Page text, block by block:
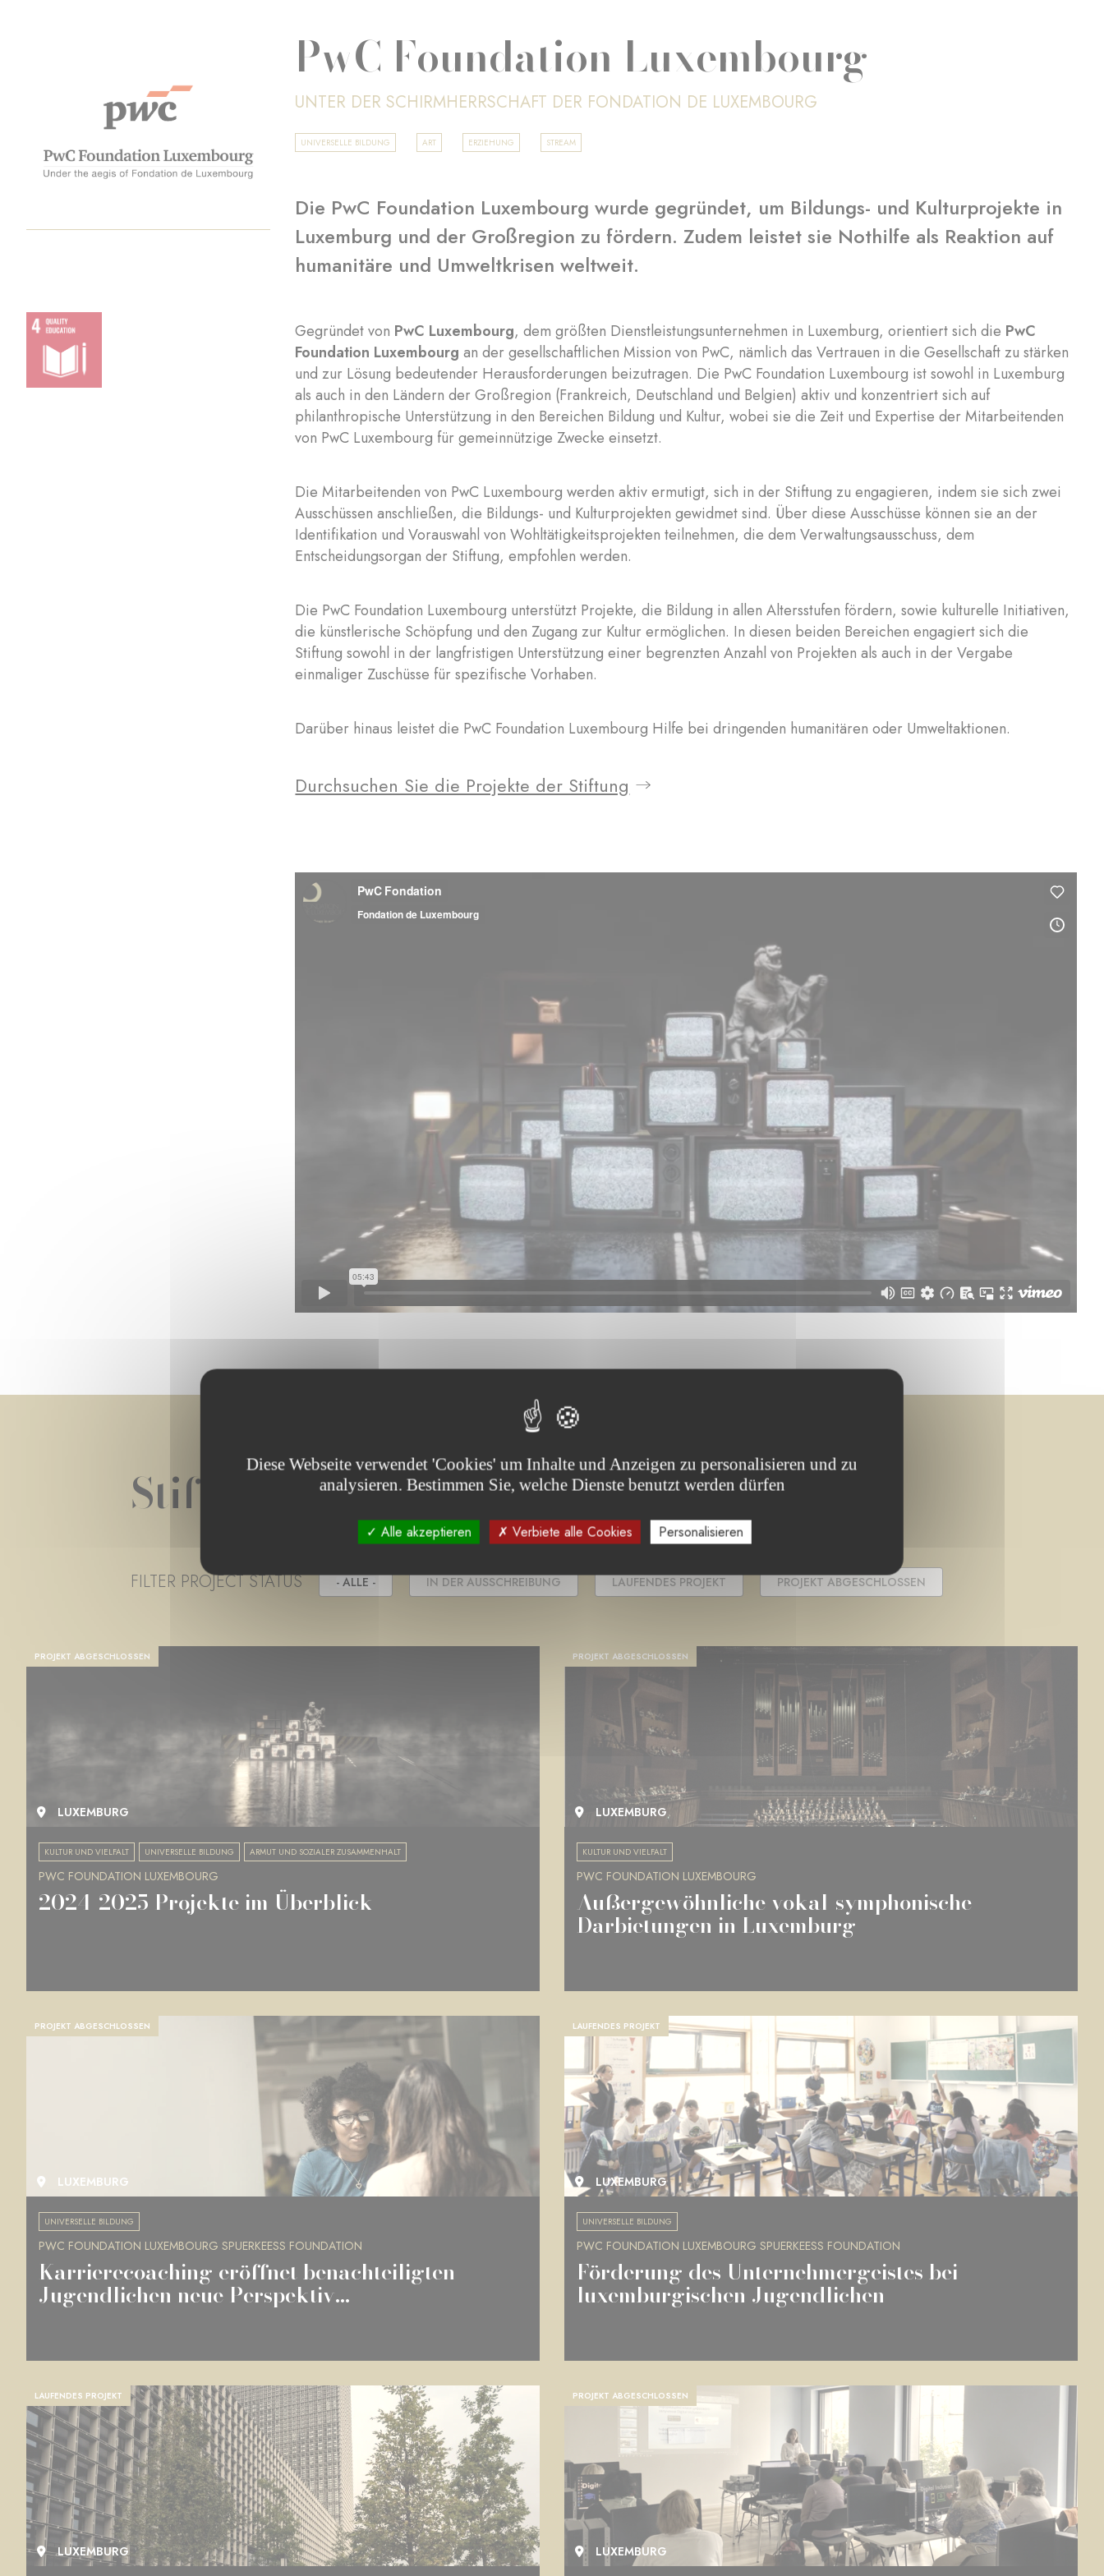
PwC Foundation Luxembourg
UNTER DER SCHIRMHERRSCHAFT DER FONDATION DE LUXEMBOURG
UNIVERSELLE BILDUNG ART ERZIEHUNG STREAM
Die PwC Foundation Luxembourg wurde gegründet, um Bildungs- und Kulturprojekte in
Luxemburg und der Großregion zu fördern. Zudem leistet sie Nothilfe als Reaktion auf
humanitäre und Umweltkrisen weltweit.
Gegründet von PwC Luxembourg, dem größten Dienstleistungsunternehmen in Luxemburg, orientiert sich die PwC
Foundation Luxembourg an der gesellschaftlichen Mission von PwC, nämlich das Vertrauen in die Gesellschaft zu stärken
und zur Lösung bedeutender Herausforderungen beizutragen. Die PwC Foundation Luxembourg ist sowohl in Luxemburg
als auch in den Ländern der Großregion (Frankreich, Deutschland und Belgien) aktiv und konzentriert sich auf
philanthropische Unterstützung in den Bereichen Bildung und Kultur, wobei sie die Zeit und Expertise der Mitarbeitenden
von PwC Luxembourg für gemeinnützige Zwecke einsetzt.
Die Mitarbeitenden von PwC Luxembourg werden aktiv ermutigt, sich in der Stiftung zu engagieren, indem sie sich zwei
Ausschüssen anschließen, die Bildungs- und Kulturprojekten gewidmet sind. Über diese Ausschüsse können sie an der
Identifikation und Vorauswahl von Wohltätigkeitsprojekten teilnehmen, die dem Verwaltungsausschuss, dem
Entscheidungsorgan der Stiftung, empfohlen werden.
Die PwC Foundation Luxembourg unterstützt Projekte, die Bildung in allen Altersstufen fördern, sowie kulturelle Initiativen,
die künstlerische Schöpfung und den Zugang zur Kultur ermöglichen. In diesen beiden Bereichen engagiert sich die
Stiftung sowohl in der langfristigen Unterstützung einer begrenzten Anzahl von Projekten als auch in der Vergabe
einmaliger Zuschüsse für spezifische Vorhaben.
Darüber hinaus leistet die PwC Foundation Luxembourg Hilfe bei dringenden humanitären oder Umweltaktionen.
Durchsuchen Sie die Projekte der Stiftung
Stiftungsprojekt(e)
FILTER PROJECT STATUS - ALLE - IN DER AUSSCHREIBUNG LAUFENDES PROJEKT PROJEKT ABGESCHLOSSEN
PROJEKT ABGESCHLOSSEN
LUXEMBURG
KULTUR UND VIELFALT UNIVERSELLE BILDUNG ARMUT UND SOZIALER ZUSAMMENHALT
PWC FOUNDATION LUXEMBOURG
2024-2025 Projekte im Überblick
PROJEKT ABGESCHLOSSEN
LUXEMBURG
KULTUR UND VIELFALT
PWC FOUNDATION LUXEMBOURG
Außergewöhnliche vokal-symphonische
Darbietungen in Luxemburg
PROJEKT ABGESCHLOSSEN
LUXEMBURG
UNIVERSELLE BILDUNG
PWC FOUNDATION LUXEMBOURG SPUERKEESS FOUNDATION
Karrierecoaching eröffnet benachteiligten
Jugendlichen neue Perspektiv...
LAUFENDES PROJEKT
LUXEMBURG
UNIVERSELLE BILDUNG
PWC FOUNDATION LUXEMBOURG SPUERKEESS FOUNDATION
Förderung des Unternehmergeistes bei
luxemburgischen Jugendlichen
LAUFENDES PROJEKT
LUXEMBURG
PROJEKT ABGESCHLOSSEN
LUXEMBURG
Diese Webseite verwendet 'Cookies' um Inhalte und Anzeigen zu personalisieren und zu
analysieren. Bestimmen Sie, welche Dienste benutzt werden dürfen
Alle akzeptieren Verbiete alle Cookies Personalisieren